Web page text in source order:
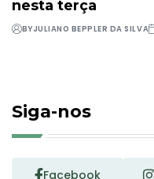
nesta terça
BYJULIANO BEPPLER DA SILVA
Siga-nos
Facebook